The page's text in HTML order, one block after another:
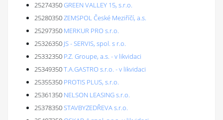
25274350GREEN VALLEY 15, s.r.o.
25280350ZEMSPOL České Meziříčí, a.s.
25297350 MERKUR PRO s.r.o.
25326350 JS - SERVIS, spol. s r.o.
25332350 P.Z. Groupe, a.s. - v likvidaci
25349350T.A.GASTRO s.r.o. - v likvidaci
25355350 PROTIS PLUS, s.r.o.
25361350 NELSON LEASING s.r.o.
25378350STAVBYZEDŘEVA s.r.o.